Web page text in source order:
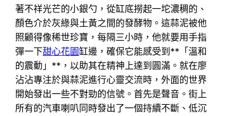
著不祥光芒的小銀勺，從缸底撈起一坨濃稠的、
顏色介於灰綠與土黃之間的發酵物。這蒜泥被他
照顧得像稀世珍寶，每隔三小時，他就要用手指
彈一下甜心花園缸邊，確保它能感受到**「溫和
的震動」**，以助其在精神上達到圓滿。就在廖
沾沾專注於與蒜泥進行心靈交流時，外面的世界
開始發出一些不對勁的信號。首先是聲音。街上
所有的汽車喇叭同時發出了一個持續不斷、低沉